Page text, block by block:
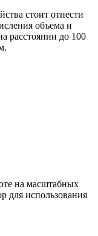
стоит отнести
объема и
расстоянии до 100
на масштабных
для использования